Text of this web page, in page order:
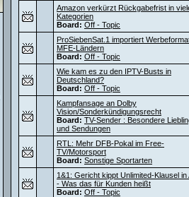
Amazon verkürzt Rückgabefrist in
Kategorien
Board: Off - Topic
ProSiebenSat.1 importiert
MFE-Ländern
Board: Off - Topic
Wie kam es zu den IPTV-Busts in
Deutschland?
Board: Off - Topic
Kampfansage an Dolby
Vision/Sonderkündigungsrecht
Board: TV-Sender : Besondere
und Sendungen
RTL: Mehr DFB-Pokal im Free-
TV/Motorsport
Board: Sonstige Sportarten
1&1: Gericht kippt Unlimited-Klausel in
- Was das für Kunden heißt
Board: Off - Topic